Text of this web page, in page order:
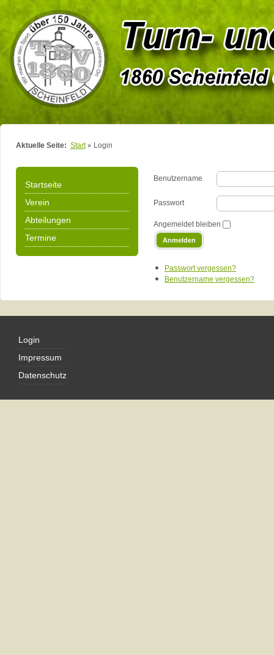
Aktuelle Seite: Start Login
Startseite
Verein
Abteilungen
Termine
Benutzername
Passwort
Angemeldet bleiben
Anmelden
Passwort vergessen?
Benutzername vergessen?
Login
Impressum
Datenschutz